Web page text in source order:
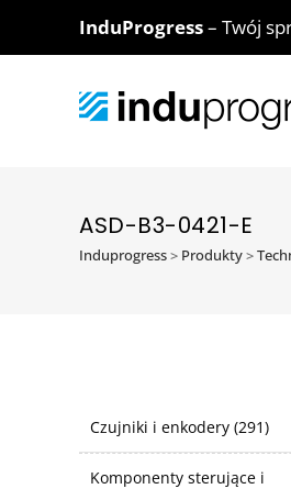
InduProgress– Twój
ASD-B3-0421-E
Induprogress> Produkty>
Czujniki i enkodery (291)
Komponenty sterujące i